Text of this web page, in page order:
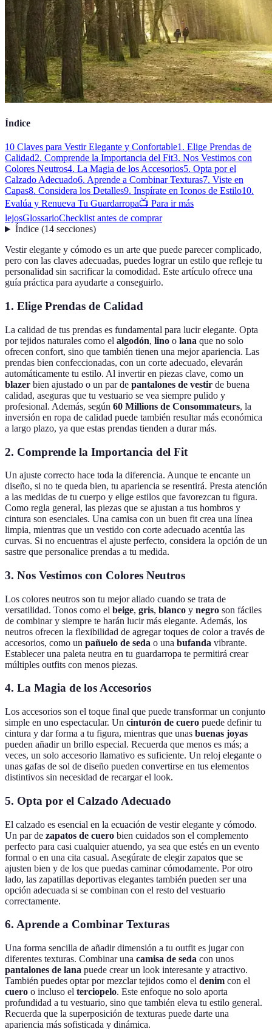
Índice
10 Claves para Vestir Elegante y Confortable1. Elige Prendas de
Calidad2. Comprende la Importancia del Fit3. Nos Vestimos con
Colores Neutros4. La Magia de los Accesorios5. Opta por el
Calzado Adecuado6. Aprende a Combinar Texturas7. Viste en
Capas8. Considera los Detalles9. Inspírate en Iconos de Estilo10.
Evalúa y Renueva Tu Guardarropa📺 Para ir más
lejosGlossarioChecklist antes de comprar
Índice(14 secciones)
Vestir elegante y cómodo es un arte que puede parecer complicado,
pero con las claves adecuadas, puedes lograr un estilo que refleje tu
personalidad sin sacrificar la comodidad. Este artículo ofrece una
guía práctica para ayudarte a conseguirlo.
1. Elige Prendas de Calidad
La calidad de tus prendas es fundamental para lucir elegante. Opta
por tejidos naturales como el algodón, lino o lana que no solo
ofrecen confort, sino que también tienen una mejor apariencia. Las
prendas bien confeccionadas, con un corte adecuado, elevarán
automáticamente tu estilo. Al invertir en piezas clave, como un
blazer bien ajustado o un par de pantalones de vestir de buena
calidad, aseguras que tu vestuario se vea siempre pulido y
profesional. Además, según 60 Millions de Consommateurs, la
inversión en ropa de calidad puede también resultar más económica
a largo plazo, ya que estas prendas tienden a durar más.
2. Comprende la Importancia del Fit
Un ajuste correcto hace toda la diferencia. Aunque te encante un
diseño, si no te queda bien, tu apariencia se resentirá. Presta atención
a las medidas de tu cuerpo y elige estilos que favorezcan tu figura.
Como regla general, las piezas que se ajustan a tus hombros y
cintura son esenciales. Una camisa con un buen fit crea una línea
limpia, mientras que un vestido con corte adecuado acentúa las
curvas. Si no encuentras el ajuste perfecto, considera la opción de un
sastre que personalice prendas a tu medida.
3. Nos Vestimos con Colores Neutros
Los colores neutros son tu mejor aliado cuando se trata de
versatilidad. Tonos como el beige, gris, blanco y negro son fáciles
de combinar y siempre te harán lucir más elegante. Además, los
neutros ofrecen la flexibilidad de agregar toques de color a través de
accesorios, como un pañuelo de seda o una bufanda vibrante.
Establecer una paleta neutra en tu guardarropa te permitirá crear
múltiples outfits con menos piezas.
4. La Magia de los Accesorios
Los accesorios son el toque final que puede transformar un conjunto
simple en uno espectacular. Un cinturón de cuero puede definir tu
cintura y dar forma a tu figura, mientras que unas buenas joyas
pueden añadir un brillo especial. Recuerda que menos es más; a
veces, un solo accesorio llamativo es suficiente. Un reloj elegante o
unas gafas de sol de diseño pueden convertirse en tus elementos
distintivos sin necesidad de recargar el look.
5. Opta por el Calzado Adecuado
El calzado es esencial en la ecuación de vestir elegante y cómodo.
Un par de zapatos de cuero bien cuidados son el complemento
perfecto para casi cualquier atuendo, ya sea que estés en un evento
formal o en una cita casual. Asegúrate de elegir zapatos que se
ajusten bien y de los que puedas caminar cómodamente. Por otro
lado, las zapatillas deportivas elegantes también pueden ser una
opción adecuada si se combinan con el resto del vestuario
correctamente.
6. Aprende a Combinar Texturas
Una forma sencilla de añadir dimensión a tu outfit es jugar con
diferentes texturas. Combinar una camisa de seda con unos
pantalones de lana puede crear un look interesante y atractivo.
También puedes optar por mezclar tejidos como el denim con el
cuero o incluso el terciopelo. Este enfoque no solo aporta
profundidad a tu vestuario, sino que también eleva tu estilo general.
Recuerda que la superposición de texturas puede darte una
apariencia más sofisticada y dinámica.